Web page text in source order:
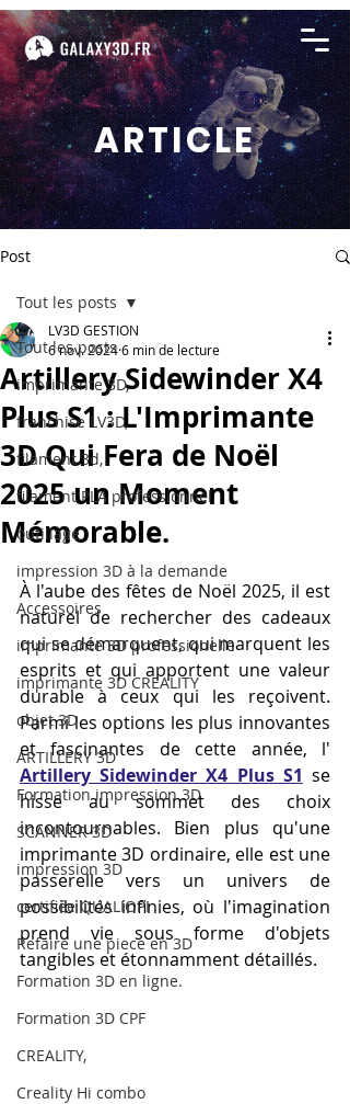
ARTICLE
Post
Tout les posts
imprimante 3D,
franchise LV3D,
filament 3d,
filament PLA professionnel
outillage
impression 3D à la demande
Accessoires
imprimante 3D professionelle
imprimante 3D CREALITY
objet 3D
ARTILLERY 3D
Formation impression 3D
SCANNER 3D
impression 3D
certifiée QUALIOPI
Refaire une piece en 3D
Formation 3D en ligne.
Formation 3D CPF
CREALITY,
Creality Hi combo
Tout les posts
Artillery Sidewinder X4
Plus S1 : L'Imprimante
3D Qui Fera de Noël
2025 un Moment
Mémorable.
LV3D GESTION
6 nov. 20246 min de lecture
À l'aube des fêtes de Noël 2025, il est
naturel de rechercher des cadeaux
qui se démarquent, qui marquent les
esprits et qui apportent une valeur
durable à ceux qui les reçoivent.
Parmi les options les plus innovantes
Artillery Sidewinder X4 Plus S1 se
hisse au sommet des choix
incontournables. Bien plus qu'une
imprimante 3D ordinaire, elle est une
passerelle vers un univers de
possibilités infinies, où l'imagination
prend vie sous forme d'objets
tangibles et étonnamment détaillés.